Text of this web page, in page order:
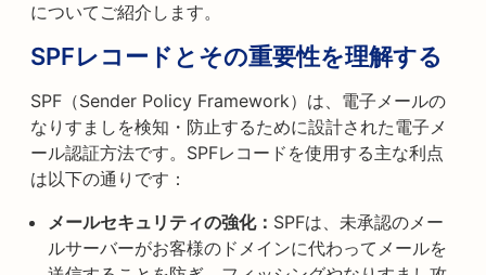
についてご紹介します。
SPFレコードとその重要性を理解する
SPF（Sender Policy Framework）は、電子メールの
なりすましを検知・防止するために設計された電子メ
ール認証方法です。SPFレコードを使用する主な利点
は以下の通りです：
メールセキュリティの強化： SPFは、未承認のメー
ルサーバーがお客様のドメインに代わってメールを